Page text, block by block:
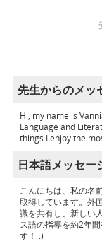
先生からのメッ
Hi, my name is
Language and
things I enjoy the
日本語メッセー
こんにちは、私の名
取得しています。外
識を共有し、新しい
ス語の指導を約2年
す！ :)